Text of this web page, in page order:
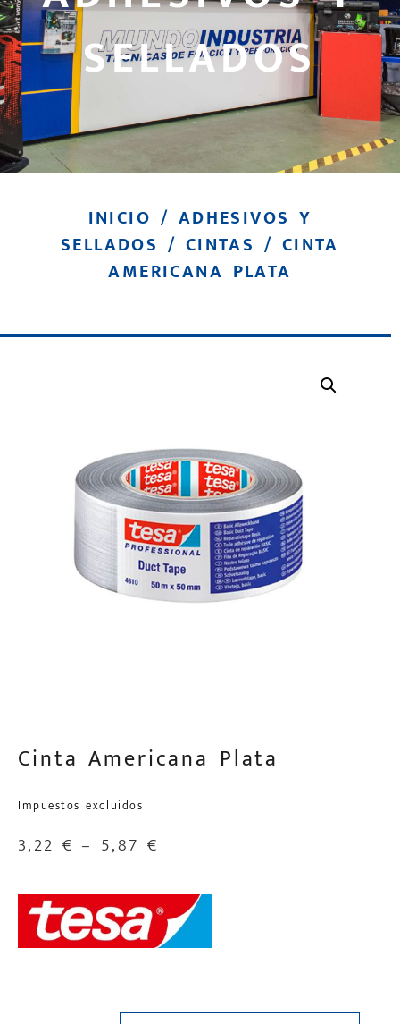
SELLADOS
INICIO / ADHESIVOS Y
SELLADOS / CINTAS / CINTA
AMERICANA PLATA
Cinta Americana Plata
Impuestos excluidos
3,22 € – 5,87 €